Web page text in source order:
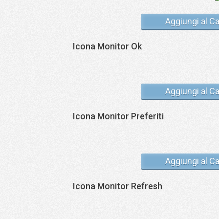
Aggiungi al
Icona Monitor Ok
Aggiungi al
Icona Monitor Preferiti
Aggiungi al
Icona Monitor Refresh